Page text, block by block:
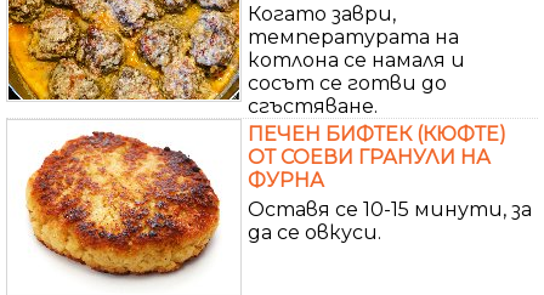
Когато заври,
температурата на
котлона се намаля и
сосът се готви до
сгъстяване.
ПЕЧЕН БИФТЕК (КЮФТЕ)
ОТ СОЕВИ ГРАНУЛИ НА
ФУРНА
Оставя се 10-15 минути, за
да се овкуси.